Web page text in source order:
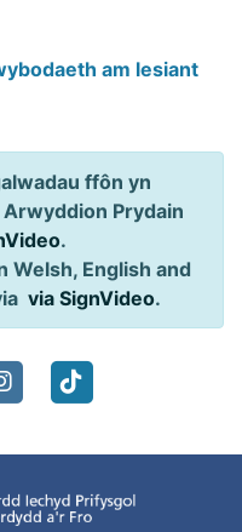
am lesiant
ffôn yn
Arwyddion Prydain
.
Welsh, English and
via SignVideo.